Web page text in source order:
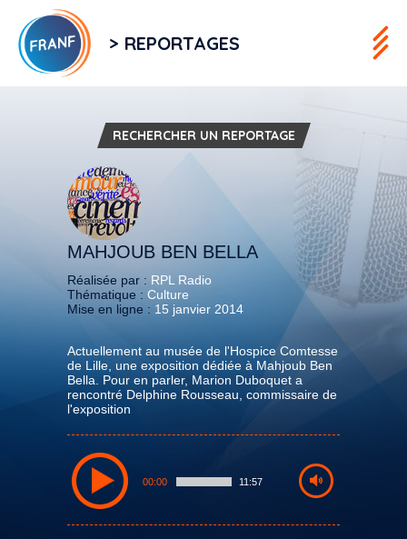
> REPORTAGES
RECHERCHER UN REPORTAGE
MAHJOUB BEN BELLA
Réalisée par : RPL Radio
Thématique : Culture
Mise en ligne : 15 janvier 2014
Actuellement au musée de l'Hospice Comtesse
de Lille, une exposition dédiée à Mahjoub Ben
Bella. Pour en parler, Marion Duboquet a
rencontré Delphine Rousseau, commissaire de
l'exposition
00:00 11:57